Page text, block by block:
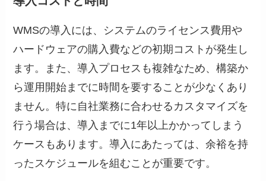
WMSの導入には、システムのライセンス費用や
ハードウェアの購入費などの初期コストが発生し
ます。また、導入プロセスも複雑なため、構築か
ら運用開始までに時間を要することが少なくあり
ません。特に自社業務に合わせるカスタマイズを
行う場合は、導入までに1年以上かかってしまう
ケースもあります。導入にあたっては、余裕を持
ったスケジュールを組むことが重要です。